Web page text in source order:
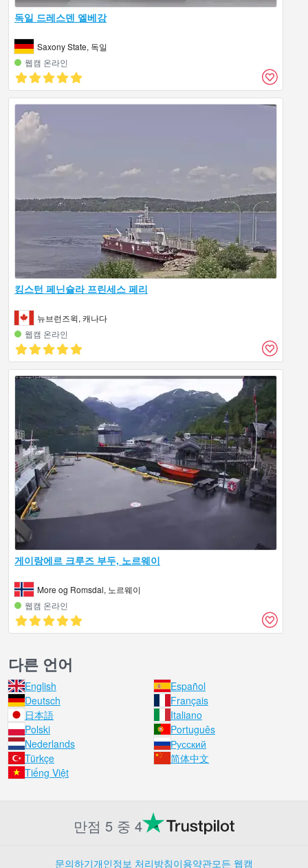
독일 드레스덴 엘베강
Saxony State, 독일
웹캠 온라인
킹스턴 페닌슐라 프린세스 페리
뉴브런즈윅, 캐나다
웹캠 온라인
게이랑에르 크루즈 부두, 노르웨이
More og Romsdal, 노르웨이
웹캠 온라인
다른 언어
English
Español
Deutsch
Français
日本語
Italiano
Polski
Português
Nederlands
Русский
Türkçe
简体中文
Tiếng Việt
만점 5 중 4
문의하기개인정보 처리방침이용약관모든 웹캠